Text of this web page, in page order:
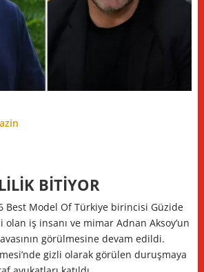
BİTİYOR
Best Model Of Türkiye birincisi Güzide
olan iş insanı ve mimar Adnan Aksoy’un
görülmesine devam edildi.
gizli olarak görülen duruşmaya